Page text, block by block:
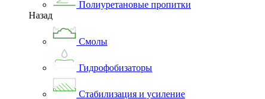
Полиуретановые пропитки
Назад
Смолы
Гидрофобизаторы
Стабилизация и усиление